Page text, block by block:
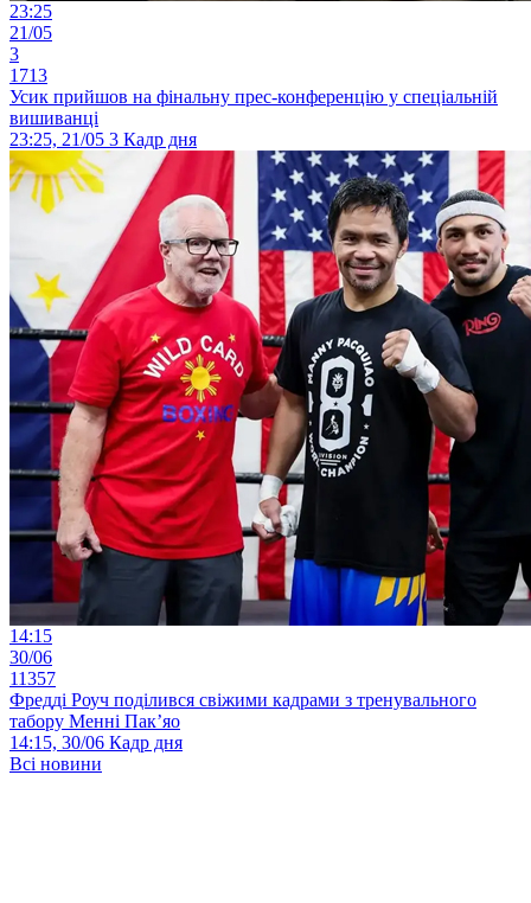
23:25
21/05
3
1713
Усик прийшов на фінальну прес-конференцію у спеціальній
вишиванці
23:25, 21/05 3 Кадр дня
14:15
30/06
11357
Фредді Роуч поділився свіжими кадрами з тренувального
табору Менні Пак’яо
14:15, 30/06 Кадр дня
Всі новини